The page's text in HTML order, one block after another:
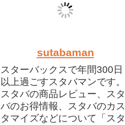
sutabaman
スターバックスで年間300日
以上過ごすスタバマンです。
スタバの商品レビュー、スタ
バのお得情報、スタバのカス
タマイズなどについて「スタ